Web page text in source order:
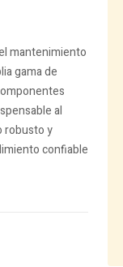
mantenimiento
gama de
al
robusto y
confiable